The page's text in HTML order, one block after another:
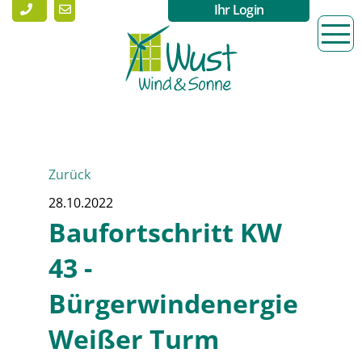
Ihr Login
Zurück
28.10.2022
Baufortschritt KW
43 -
Bürgerwindenergie
Weißer Turm